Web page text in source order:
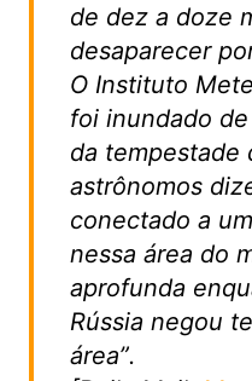
de dez a doze
desaparecer
O Instituto
foi inundado
da tempestade
astrônomos
conectado a
nessa área do
aprofunda
Rússia negou
área”.